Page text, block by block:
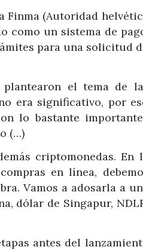
Finma (Autoridad
como un sistema de
para una solicitud
el tema de
era significativo, por
lo bastante
(…)
criptomonedas. En
en línea,
Vamos a adosarla a
dólar de Singapur,
antes del